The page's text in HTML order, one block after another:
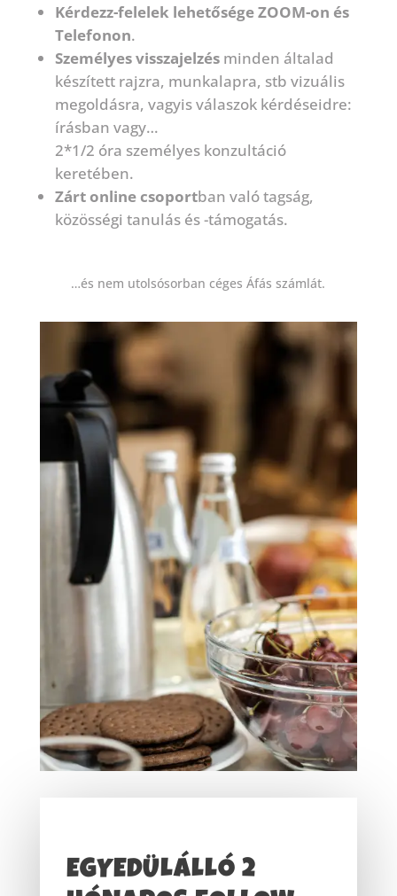
Kérdezz-felelek lehetősége ZOOM-on és
Telefonon.
Személyes visszajelzésminden általad
készített rajzra, munkalapra, stb vizuális
megoldásra, vagyis válaszok kérdéseidre:
írásban vagy…
2*1/2 óra személyes konzultáció
keretében.
Zárt online csoportban való tagság,
közösségi tanulás és -támogatás.
…és nem utolsósorban céges Áfás számlát.
EGYEDÜLÁLLÓ 2